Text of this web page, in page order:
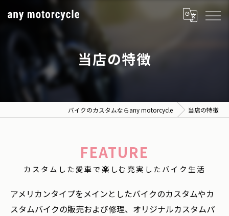
当店の特徴
バイクのカスタムならany motorcycle 当店の特徴
カスタムした愛車で楽しむ充実したバイク生活
FEATURE
アメリカンタイプをメインとしたバイクのカスタムやカ
スタムバイクの販売および修理、オリジナルカスタムパ